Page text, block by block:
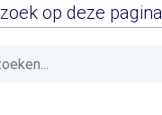
zoek op deze pagina